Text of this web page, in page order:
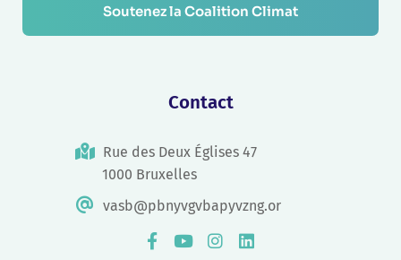
Soutenez la Coalition Climat
Contact
Rue des Deux Églises 47
1000 Bruxelles
vasb@pbnyvgvbapyvzng.or